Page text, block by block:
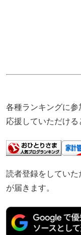
各種ランキングに参
応援していただける
読者登録をしてい
が届きます。